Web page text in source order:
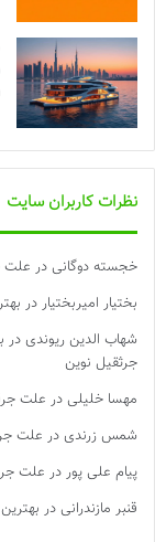
نظرات کاربران سایت
خجسته دوگانی در علت
بختیار امیربختیار در
شهاب الدین ریوندی در
جرثقیل نوین
مهسا خلیلی در علت
شمس زرندی در علت
پیام علی پور در علت
قنبر مازندرانی در